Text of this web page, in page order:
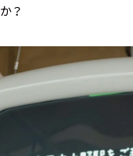
？